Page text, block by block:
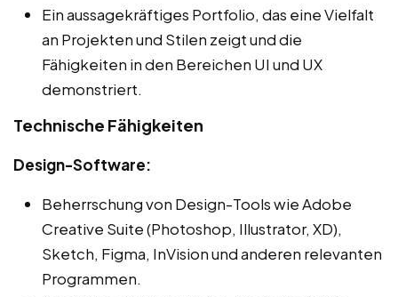
Ein aussagekräftiges Portfolio, das eine Vielfalt
an Projekten und Stilen zeigt und die
Fähigkeiten in den Bereichen UI und UX
demonstriert.
Technische Fähigkeiten
Design-Software:
Beherrschung von Design-Tools wie Adobe
Creative Suite (Photoshop, Illustrator, XD),
Sketch, Figma, InVision und anderen relevanten
Programmen.